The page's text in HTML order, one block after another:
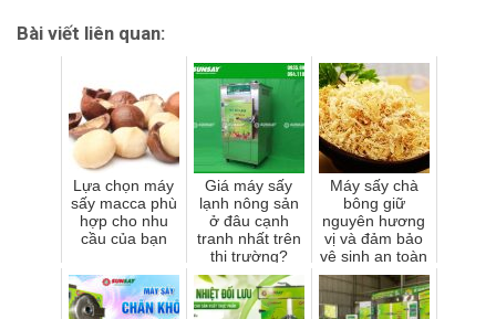
Bài viết liên quan:
Lựa chọn máy
sấy macca phù
hợp cho nhu
cầu của bạn
Giá máy sấy
lạnh nông sản
ở đâu cạnh
tranh nhất trên
thị trường?
Máy sấy chà
bông giữ
nguyên hương
vị và đảm bảo
vệ sinh an toàn